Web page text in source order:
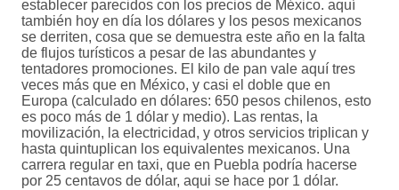
establecer parecidos con los precios de México. aquí
también hoy en día los dólares y los pesos mexicanos
se derriten, cosa que se demuestra este año en la falta
de flujos turísticos a pesar de las abundantes y
tentadores promociones. El kilo de pan vale aquí tres
veces más que en México, y casi el doble que en
Europa (calculado en dólares: 650 pesos chilenos, esto
es poco más de 1 dólar y medio). Las rentas, la
movilización, la electricidad, y otros servicios triplican y
hasta quintuplican los equivalentes mexicanos. Una
carrera regular en taxi, que en Puebla podría hacerse
por 25 centavos de dólar, aqui se hace por 1 dólar.